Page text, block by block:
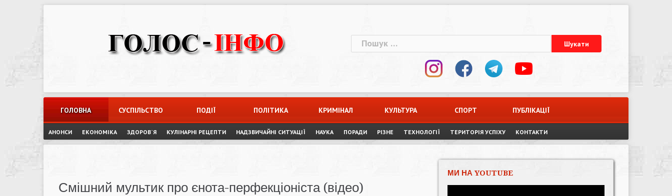
Пошук:
ГОЛОВНА СУСПІЛЬСТВО ПОДІЇ ПОЛІТИКА КРИМІНАЛ КУЛЬТУРА СПОРТ ПУБЛІКАЦІЇ
АНОНСИ ЕКОНОМІКА ЗДОРОВ`Я КУЛІНАРНІ РЕЦЕПТИ НАДЗВИЧАЙНІ СИТУАЦІЇ НАУКА ПОРАДИ РІЗНЕ ТЕХНОЛОГІЇ ТЕРИТОРІЯ УСПІХУ КОНТАКТИ
Смішний мультик про єнота-перфекціоніста (відео)
МИ НА YOUTUBE